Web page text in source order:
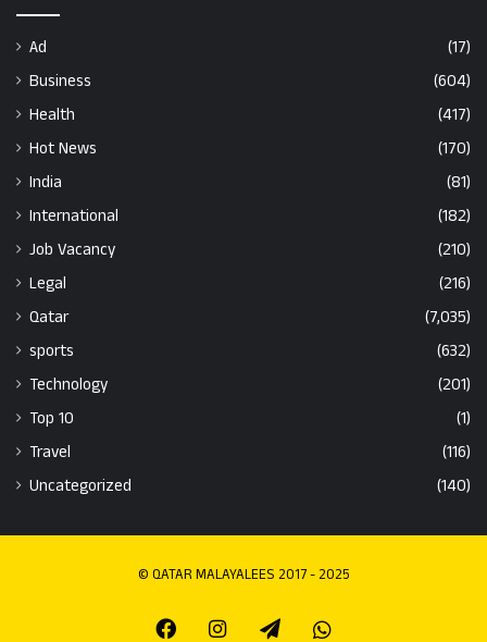
Ad
(17)
Business
(604)
Health
(417)
Hot News
(170)
India
(81)
International
(182)
Job Vacancy
(210)
Legal
(216)
Qatar
(7,035)
sports
(632)
Technology
(201)
Top 10
(1)
Travel
(116)
Uncategorized
(140)
© QATAR MALAYALEES 2017 - 2025
FacebookInstagramTelegramWhatsapp